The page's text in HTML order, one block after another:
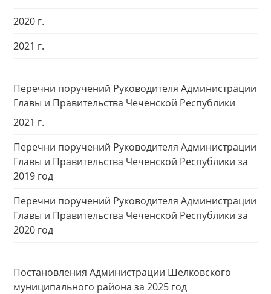
2020 г.
2021 г.
Перечни поручений Руководителя Администрации
Главы и Правительства Чеченской Республики
2021 г.
Перечни поручений Руководителя Администрации
Главы и Правительства Чеченской Республики за
2019 год
Перечни поручений Руководителя Администрации
Главы и Правительства Чеченской Республики за
2020 год
Постановления Администрации Шелковского
муниципального района за 2025 год